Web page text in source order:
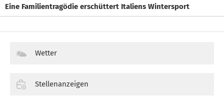
Eine Familientragödie erschüttert Italiens Wintersport
Wetter
Stellenanzeigen